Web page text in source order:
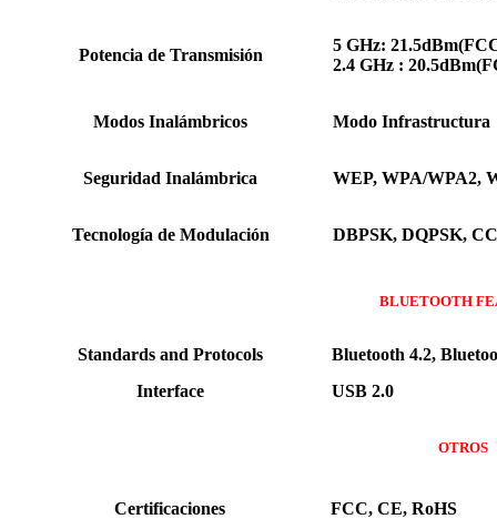
Potencia de Transmisión
5 GHz:
2.4 GHz :
Modos Inalámbricos Modo Infrastructura
Seguridad Inalámbrica WEP, WPA/WPA2,
Tecnología de Modulación DBPSK, DQPSK,
BLUETOOTH
Standards and Protocols
Bluetooth 4.2,
Interface
USB 2.0
OTROS
Certificaciones FCC, CE, RoHS